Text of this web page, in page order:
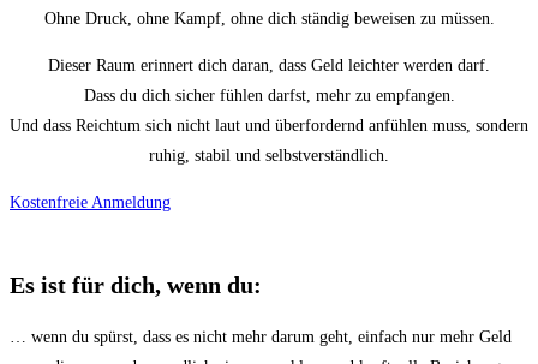
Ohne Druck, ohne Kampf, ohne dich ständig beweisen zu müssen.
Dieser Raum erinnert dich daran, dass Geld leichter werden darf.
Dass du dich sicher fühlen darfst, mehr zu empfangen.
Und dass Reichtum sich nicht laut und überfordernd anfühlen muss, sondern
ruhig, stabil und selbstverständlich.
Kostenfreie Anmeldung
Es ist für dich, wenn du:
… wenn du spürst, dass es nicht mehr darum geht, einfach nur mehr Geld